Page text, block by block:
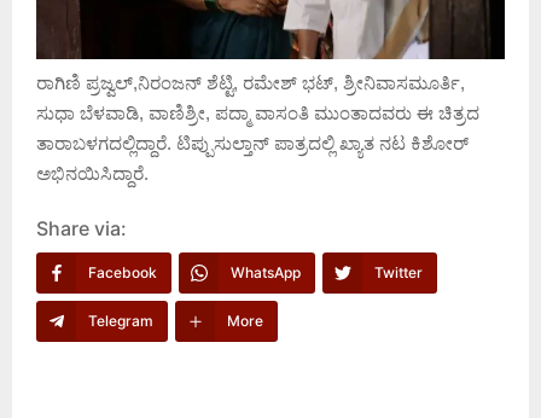
ರಾಗಿಣಿ ಪ್ರಜ್ವಲ್,ನಿರಂಜನ್ ಶೆಟ್ಟಿ, ರಮೇಶ್ ಭಟ್, ಶ್ರೀನಿವಾಸಮೂರ್ತಿ,
ಸುಧಾ ಬೆಳವಾಡಿ, ವಾಣಿಶ್ರೀ, ಪದ್ಮಾ ವಾಸಂತಿ ಮುಂತಾದವರು ಈ ಚಿತ್ರದ
ತಾರಾಬಳಗದಲ್ಲಿದ್ದಾರೆ. ಟಿಪ್ಪುಸುಲ್ತಾನ್ ಪಾತ್ರದಲ್ಲಿ ಖ್ಯಾತ ನಟ ಕಿಶೋರ್
ಅಭಿನಯಿಸಿದ್ದಾರೆ.
Share via:
Facebook WhatsApp Twitter
Telegram More